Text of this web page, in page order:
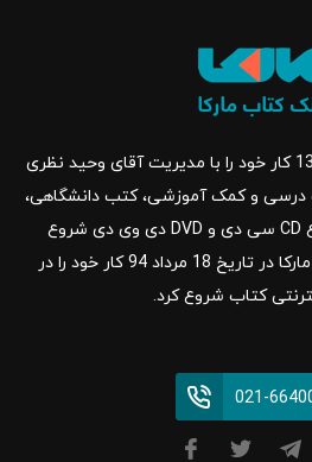
بانک کتاب مارکا در سال 1383 کار خود را با مدیریت آقای وحید نظری
و کمک آموزشی، کتب دانشگاهی،
کتابهای زبان خارجه، انواع CD سی دی و DVD دی وی دی شروع
کرد.فروشگاه آنلاین کتاب مارکا در تاریخ 18 مرداد 94 کار خود را در
کتاب شروع کرد.
021-